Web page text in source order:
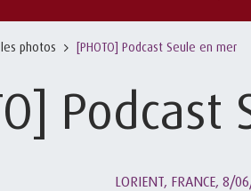
photos [PHOTO] Podcast Seule en mer
LORIENT, FRANCE, 8/